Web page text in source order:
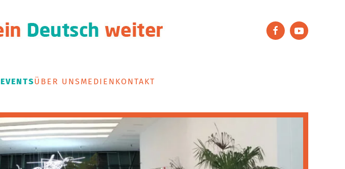
EVENTSÜBER UNS MEDIEN KONTAKT